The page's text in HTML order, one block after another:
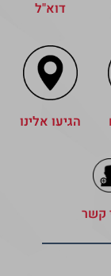
דוא"ל
הגיעו אלינו
קשר